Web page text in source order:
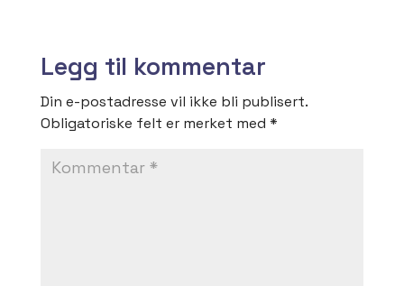
Legg til kommentar
Din e-postadresse vil ikke bli publisert.
Obligatoriske felt er merket med *